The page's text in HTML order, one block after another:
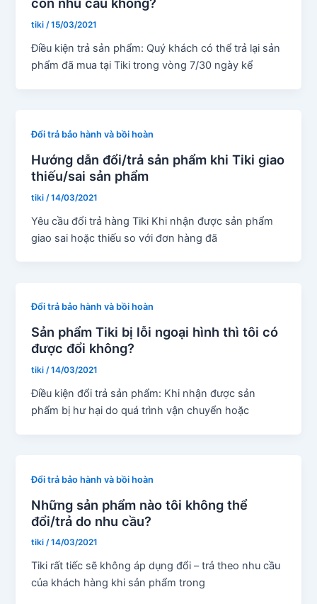
tiki/15/03/2021
Điều kiện trả sản phẩm: Quý khách có thể trả lại sản
phẩm đã mua tại Tiki trong vòng 7/30 ngày kể
Đổi trả bảo hành và bồi hoàn
Hướng dẫn đổi/trả sản phẩm khi Tiki giao
thiếu/sai sản phẩm
tiki /14/03/2021
Yêu cầu đổi trả hàng Tiki Khi nhận được sản phẩm
giao sai hoặc thiếu so với đơn hàng đã
Đổi trả bảo hành và bồi hoàn
Sản phẩm Tiki bị lỗi ngoại hình thì tôi có
được đổi không?
tiki/14/03/2021
Điều kiện đổi trả sản phẩm: Khi nhận được sản
phẩm bị hư hại do quá trình vận chuyển hoặc
Đổi trả bảo hành và bồi hoàn
Những sản phẩm nào tôi không thể
đổi/trả do nhu cầu?
tiki/14/03/2021
Tiki rất tiếc sẽ không áp dụng đổi – trả theo nhu cầu
của khách hàng khi sản phẩm trong